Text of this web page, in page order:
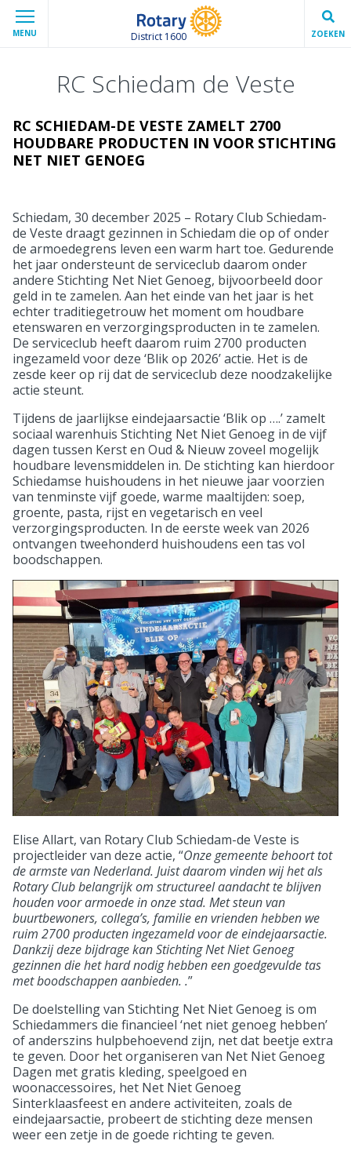
MENU District 1600 ZOEKEN
RC Schiedam de Veste
RC SCHIEDAM-DE VESTE ZAMELT 2700
HOUDBARE PRODUCTEN IN VOOR STICHTING
NET NIET GENOEG
Schiedam, 30 december 2025 – Rotary Club Schiedam-
de Veste draagt gezinnen in Schiedam die op of onder
de armoedegrens leven een warm hart toe. Gedurende
het jaar ondersteunt de serviceclub daarom onder
andere Stichting Net Niet Genoeg, bijvoorbeeld door
geld in te zamelen. Aan het einde van het jaar is het
echter traditiegetrouw het moment om houdbare
etenswaren en verzorgingsproducten in te zamelen.
De serviceclub heeft daarom ruim 2700 producten
ingezameld voor deze ‘Blik op 2026’ actie. Het is de
zesde keer op rij dat de serviceclub deze noodzakelijke
actie steunt.
Tijdens de jaarlijkse eindejaarsactie ‘Blik op ….’ zamelt
sociaal warenhuis Stichting Net Niet Genoeg in de vijf
dagen tussen Kerst en Oud & Nieuw zoveel mogelijk
houdbare levensmiddelen in. De stichting kan hierdoor
Schiedamse huishoudens in het nieuwe jaar voorzien
van tenminste vijf goede, warme maaltijden: soep,
groente, pasta, rijst en vegetarisch en veel
verzorgingsproducten. In de eerste week van 2026
ontvangen tweehonderd huishoudens een tas vol
boodschappen.
Elise Allart, van Rotary Club Schiedam-de Veste is
projectleider van deze actie, “Onze gemeente behoort tot
de armste van Nederland. Juist daarom vinden wij het als
Rotary Club belangrijk om structureel aandacht te blijven
houden voor armoede in onze stad. Met steun van
buurtbewoners, collega’s, familie en vrienden hebben we
ruim 2700 producten ingezameld voor de eindejaarsactie.
Dankzij deze bijdrage kan Stichting Net Niet Genoeg
gezinnen die het hard nodig hebben een goedgevulde tas
met boodschappen aanbieden. .”
De doelstelling van Stichting Net Niet Genoeg is om
Schiedammers die financieel ‘net niet genoeg hebben’
of anderszins hulpbehoevend zijn, net dat beetje extra
te geven. Door het organiseren van Net Niet Genoeg
Dagen met gratis kleding, speelgoed en
woonaccessoires, het Net Niet Genoeg
Sinterklaasfeest en andere activiteiten, zoals de
eindejaarsactie, probeert de stichting deze mensen
weer een zetje in de goede richting te geven.